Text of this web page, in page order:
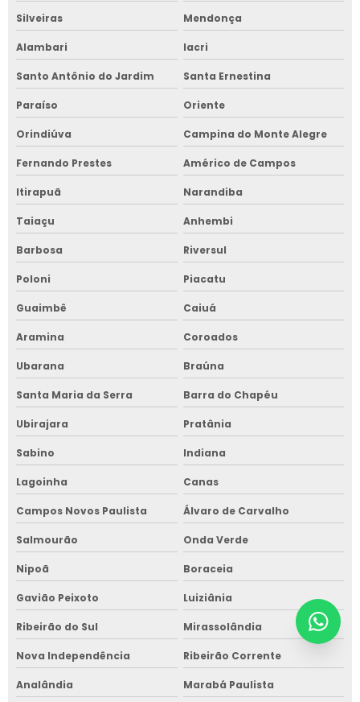
Silveiras Mendonça
Alambari Iacri
Santo Antônio do Jardim Santa Ernestina
Paraíso Oriente
Orindiúva Campina do Monte Alegre
Fernando Prestes Américo de Campos
Itirapuã Narandiba
Taiaçu Anhembi
Barbosa Riversul
Poloni Piacatu
Guaimbê Caiuá
Aramina Coroados
Ubarana Braúna
Santa Maria da Serra Barra do Chapéu
Ubirajara Pratânia
Sabino Indiana
Lagoinha Canas
Campos Novos Paulista Álvaro de Carvalho
Salmourão Onda Verde
Nipoã Boraceia
Gavião Peixoto Luiziânia
Ribeirão do Sul Mirassolândia
Nova Independência Ribeirão Corrente
Analândia Marabá Paulista